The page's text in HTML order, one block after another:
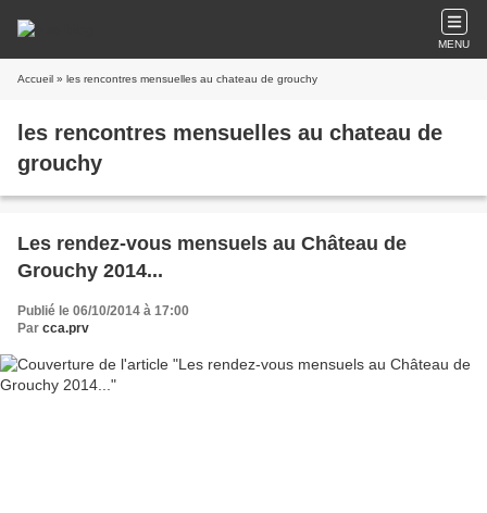
MENU
Accueil » les rencontres mensuelles au chateau de grouchy
les rencontres mensuelles au chateau de
grouchy
Les rendez-vous mensuels au Château de
Grouchy 2014...
Publié le 06/10/2014 à 17:00
Par cca.prv